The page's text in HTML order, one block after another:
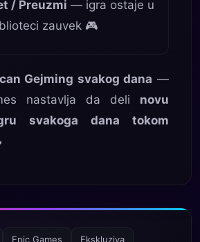
/ Preuzmi — igra ostaje u
zauvek 🎮
Gejming svakog dana —
nastavlja da deli novu
svakoga dana tokom
Epic Games Ekskluziva